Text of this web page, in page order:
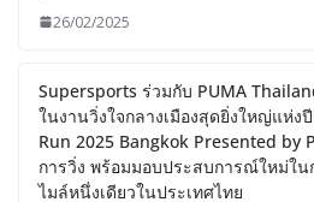
26/02/2025
Supersports ร่วมกับ PUMA
ในงานวิ่งใจกลางเมืองสุดยิ่งใหญ่แห่
Run 2025 Bangkok Presented by
การวิ่ง พร้อมมอบประสบการณ์ใหม่ใ
ไมล์หนึ่งเดียวในประเทศไทย